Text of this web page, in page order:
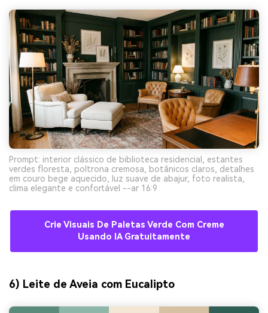
Prompt: interior clássico de biblioteca residencial, estantes
verdes floresta, poltrona cremosa, botânicos claros, detalhes
em couro bege aquecido, luz suave de abajur, foto realista,
clima elegante e confortável --ar 16:9
Crie Visuais De Paletas Verde Com Creme
Usando IA Gratuitamente
6) Leite de Aveia com Eucalipto